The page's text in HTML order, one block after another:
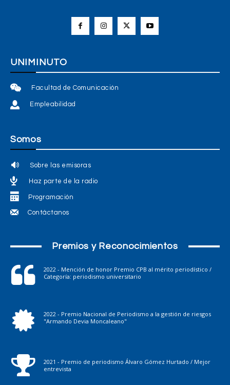
UNIMINUTO
Facultad de Comunicación
Empleabilidad
Somos
Sobre las emisoras
Haz parte de la radio
Programación
Contáctanos
Premios y Reconocimientos
2022 - Mención de honor Premio CPB al mérito periodístico /
Categoría: periodismo universitario
2022 - Premio Nacional de Periodismo a la gestión de riesgos
"Armando Devia Moncaleano"
2021 - Premio de periodismo Álvaro Gómez Hurtado / Mejor
entrevista